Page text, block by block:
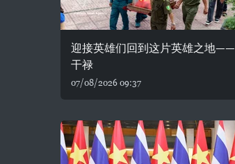
迎接英雄们回到这片英雄之地——
干禄
07/08/2026 09:37